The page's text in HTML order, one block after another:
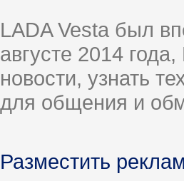
LADA Vesta был
августе 2014
новости, узнать
для общения и
Разместить